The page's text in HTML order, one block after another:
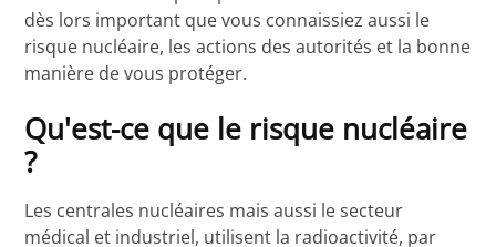
dès lors important que vous connaissiez aussi le
risque nucléaire, les actions des autorités et la bonne
manière de vous protéger.
Qu'est-ce que le risque nucléaire
?
Les centrales nucléaires mais aussi le secteur
médical et industriel, utilisent la radioactivité, par